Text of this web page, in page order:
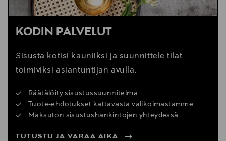
KODIN PALVELUT
Sisusta kotisi kauniiksi ja suunnittele tilat
toimiviksi asiantuntijan avulla.
Räätälöity sisustussuunnitelma
Tuote-ehdotukset kattavasta valikoimastamme
Maksuton sisustushankintojen yhteydessä
TUTUSTU JA VARAA AIKA